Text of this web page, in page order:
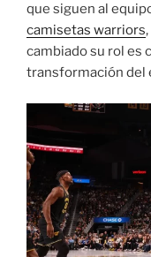
que siguen al
camisetas warriors
cambiado su rol es
transformación del